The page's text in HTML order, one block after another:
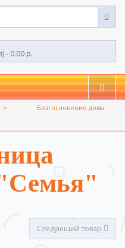
- 0.00 р.
Благословение дома
Следующий товар